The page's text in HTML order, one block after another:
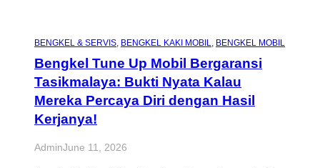
BENGKEL & SERVIS, BENGKEL KAKI MOBIL, BENGKEL MOBIL
Bengkel Tune Up Mobil Bergaransi
Tasikmalaya: Bukti Nyata Kalau
Mereka Percaya Diri dengan Hasil
Kerjanya!
AdminJune 11, 2026